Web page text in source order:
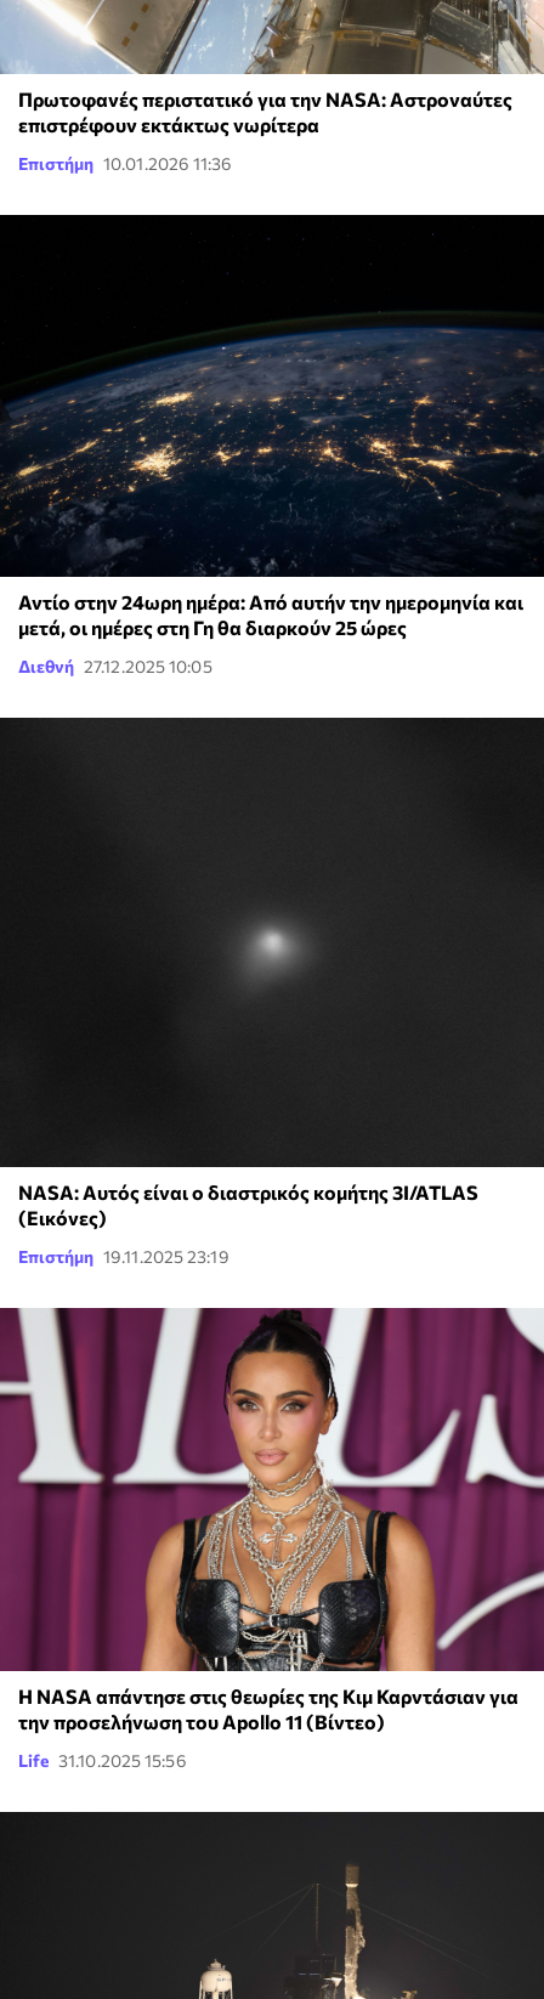
Πρωτοφανές περιστατικό για την NASA: Αστροναύτες
επιστρέφουν εκτάκτως νωρίτερα
Επιστήμη 10.01.2026 11:36
Αντίο στην 24ωρη ημέρα: Από αυτήν την ημερομηνία και
μετά, οι ημέρες στη Γη θα διαρκούν 25 ώρες
Διεθνή 27.12.2025 10:05
NASA: Αυτός είναι ο διαστρικός κομήτης 3I/ATLAS
(Εικόνες)
Επιστήμη 19.11.2025 23:19
H NASA απάντησε στις θεωρίες της Κιμ Καρντάσιαν για
την προσελήνωση του Apollo 11 (Βίντεο)
Life 31.10.2025 15:56